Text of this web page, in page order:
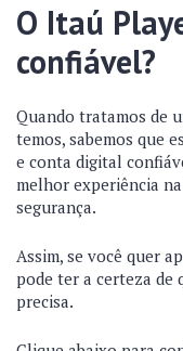
O Itaú
confiável?
Quando tratamos de
temos, sabemos que
e conta digital
melhor experiência
segurança.
Assim, se você quer
pode ter a certeza de
precisa.